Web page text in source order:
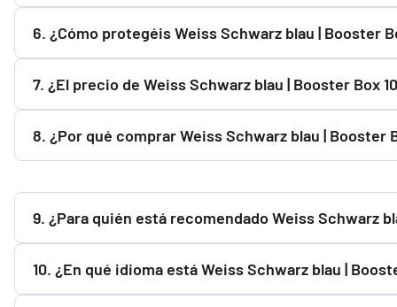
Desde 29,90 €
6. ¿Cómo protegéis Weiss Schwarz blau | Booster
transporte.
7. ¿El precio de Weiss Schwarz blau | Booster Box
en la web es el vigente en ese momento.
8. ¿Por qué comprar Weiss Schwarz blau | Booster
9. ¿Para quién está recomendado Weiss Schwarz
características y contenido.
10. ¿En qué idioma está Weiss Schwarz blau |